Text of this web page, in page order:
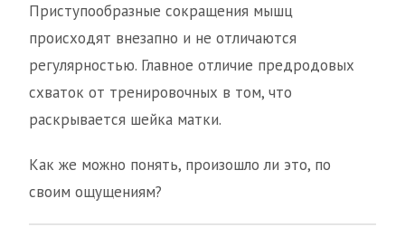
Приступообразные сокращения мышц
происходят внезапно и не отличаются
регулярностью. Главное отличие предродовых
схваток от тренировочных в том, что
раскрывается шейка матки.
Как же можно понять, произошло ли это, по
своим ощущениям?